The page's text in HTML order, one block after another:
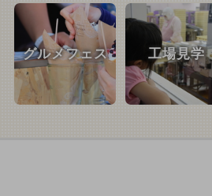
グルメフェス 工場見学